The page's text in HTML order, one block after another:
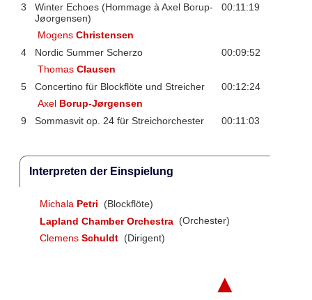
3
Winter Echoes (Hommage à Axel Borup-
Jøorgensen)
00:11:19
MogensChristensen
4
Nordic Summer Scherzo
00:09:52
ThomasClausen
5
Concertino für Blockflöte und Streicher
00:12:24
Axel Borup-Jørgensen
9
Sommasvit op. 24 für Streichorchester 00:11:03
Interpreten der Einspielung
Michala Petri
(Blockflöte)
Lapland Chamber Orchestra (Orchester)
Clemens Schuldt (Dirigent)
▲